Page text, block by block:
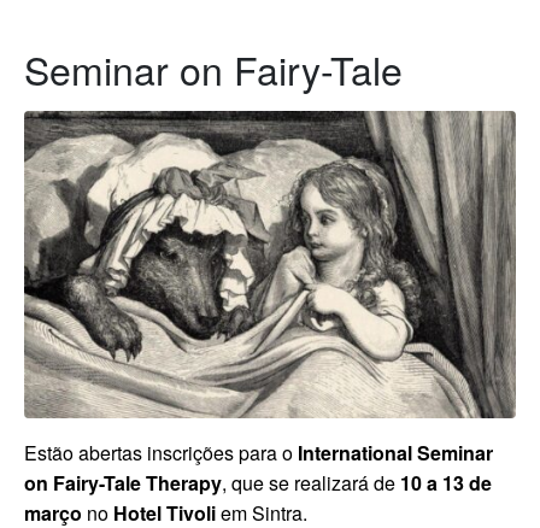
Seminar on Fairy-Tale
Estão abertas inscrições para o International Seminar
on Fairy-Tale Therapy, que se realizará de 10 a 13 de
março no Hotel Tivoliem Sintra.